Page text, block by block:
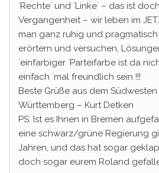
`Rechte` und `Linke` – das ist
Vergangenheit – wir leben im
man ganz ruhig und
erörtern und versuchen,
`einfarbiger `Parteifarbe ist da
einfach `mal freundlich sein !!!
Beste Grüße aus dem
Württemberg – Kurt Detken
PS: Ist es Ihnen in Bremen
eine schwarz/grüne Regierung
Jahren, und das hat sogar
doch sogar eurem Roland